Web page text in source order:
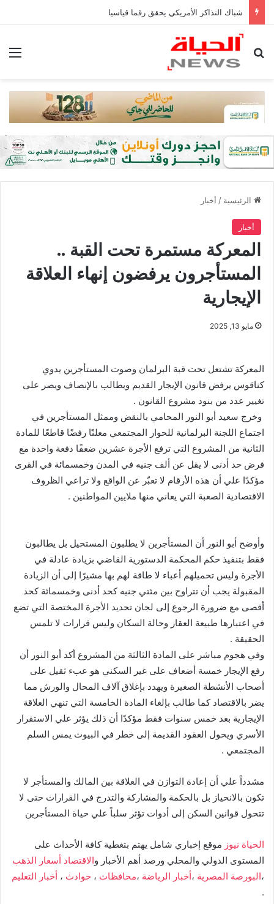
شباك التذاكر الأمريكي يحقق رقما قياسيا
بحث عن
الرئيسية / أخبار
أخبار
المعركة مستمرة تحت القبة ..
المستأجرون يرفضون إنهاء العلاقة
الإيجارية
مايو 13, 2025
المعركة تشتعل تحت قبة البرلمان وصوت المستأجرين يدوي
كناقوس يرفض قانون الإيجار القديم ويطالب بالإنصاف ويصر على
تغيير عدد من بنود مشروع القانون .
وخرج سعيد أبو النور المحامي بالنقض وممثل المستأجرين في
اجتماع اللجنة البرلمانية للحوار المجتمعي معلنًا رفضًا قاطعًا للمادة
الثانية من المشروع التي ترفع الأجرة عشرين ضعفًا دفعة واحدة مع
فرض حد أدنى لا يقل عن ألف جنيه في المدن وخمسمائة في القرى
مؤكدًا علي أن هذه الأرقام لا تعبّر عن الواقع ولا تراعي الظروف
الاقتصادية الصعبة التي يعاني منها ملايين المواطنين .
وأوضح أبو النور أن المستأجرين لا يطلبون المستحيل بل يطالبون
فقط بتنفيذ حكم المحكمة الدستورية القاضي بزيادة عادلة في
الأجرة وليس تحميلهم أعباء لا طاقة لهم بها مشيرًا إلى أن الزيادة
المقبولة يجب أن تتراوح بين مئتي جنيه كحد أدنى وخمسمائة كحد
أقصى مع ضرورة الرجوع إلى لجان تحديد الأجرة المختصة التي تضع
في اعتبارها طبيعة العقار وحالة السكان وليس قرارات لا تلمس
الحقيقة .
وفي هجوم مباشر على المادة الثالثة من المشروع أكد أبو النور أن
رفع الإيجار خمسة أضعاف على غير السكني هو عبء ثقيل على
أصحاب الأنشطة الصغيرة ويهدد بإغلاق آلاف المحال والورش مما
يضر بالاقتصاد كما طالب بإلغاء المادة الخامسة التي تنهي العلاقة
الإيجارية بعد خمس سنوات فقط مؤكدًا أن ذلك يؤثر علي الاستقرار
الأسري ويحول العقود القديمة إلى خطر في البيوت يمس السلم
المجتمعي .
مشدداً علي أن إعادة التوازن في العلاقة بين المالك والمستأجر لا
تكون بالانحياز بل بالحكمة والمشاركة والتدرج في القرارات حتى لا
تتحول قوانين السكن إلى أدوات تؤثر سلباً علي حياة المستأجرين
الحياة نيوز موقع إخباري شامل يهتم بتغطية كافة الأحداث على
المستوى الدولي والمحلي ورصد أهم الأخبار والاقتصاد أسعار الذهب
،البورصة المصرية ،أخبار الرياضة ،محافظات ، حوادث ، أخبار التعليم
.